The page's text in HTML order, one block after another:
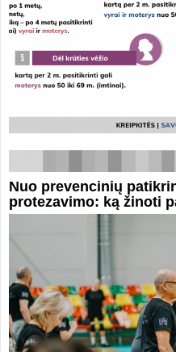
Nuo prevencinių
protezavimo: ką žinoti